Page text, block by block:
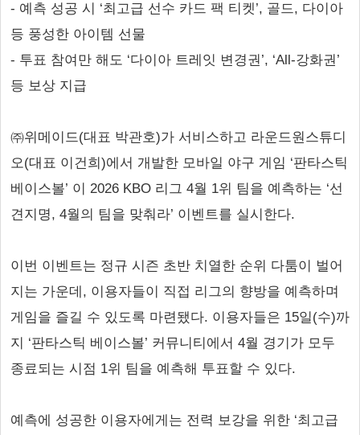
- 예측 성공 시 ‘최고급 선수 카드 팩 티켓’, 골드, 다이아
등 풍성한 아이템 선물
- 투표 참여만 해도 ‘다이아 트레잇 변경권’, ‘All-강화권’
등 보상 지급
㈜위메이드(대표 박관호)가 서비스하고 라운드원스튜디
오(대표 이건희)에서 개발한 모바일 야구 게임 ‘판타스틱
베이스볼’ 이 2026 KBO 리그 4월 1위 팀을 예측하는 ‘선
견지명, 4월의 팀을 맞춰라’ 이벤트를 실시한다.
이번 이벤트는 정규 시즌 초반 치열한 순위 다툼이 벌어
지는 가운데, 이용자들이 직접 리그의 향방을 예측하며
게임을 즐길 수 있도록 마련됐다. 이용자들은 15일(수)까
지 ‘판타스틱 베이스볼’ 커뮤니티에서 4월 경기가 모두
종료되는 시점 1위 팀을 예측해 투표할 수 있다.
예측에 성공한 이용자에게는 전력 보강을 위한 ‘최고급